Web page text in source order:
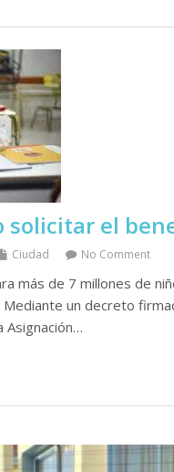
solicitar el
Ciudad No Comment
más de 7 millones de
un decreto
Asignación…